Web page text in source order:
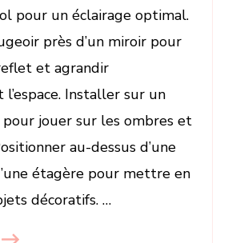
pour un éclairage optimal.
près d’un miroir pour
et agrandir
Installer sur un
jouer sur les ombres et
au-dessus d’une
étagère pour mettre en
décoratifs. …